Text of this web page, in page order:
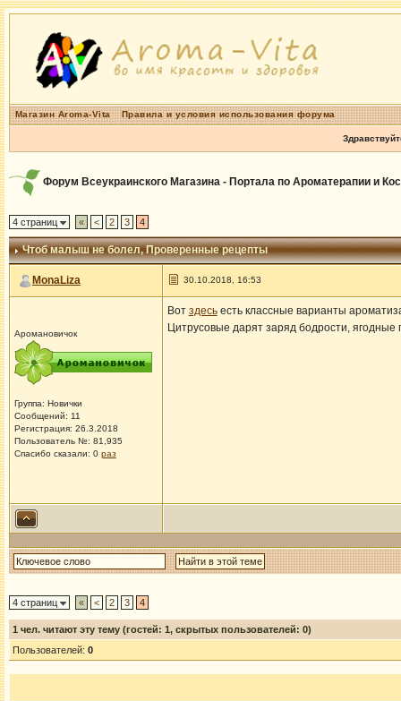
Магазин Aroma-Vita Правила и условия использования форума
Форум Всеукраинского Магазина - Портала по Ароматерапии и
4 страниц « < 2 3 4
Чтоб малыш не болел, Проверенные рецепты
MonaLiza 30.10.2018, 16:53
Аромановичок
Группа: Новички
Сообщений: 11
Регистрация: 26.3.2018
Пользователь №: 81,935
Спасибо сказали: 0 раз
Вот здесьесть классные варианты
Цитрусовые дарят заряд бодрости, ягодные
4 страниц « < 2 3 4
1 чел. читают эту тему (гостей: 1, скрытых пользователей: 0)
Пользователей: 0